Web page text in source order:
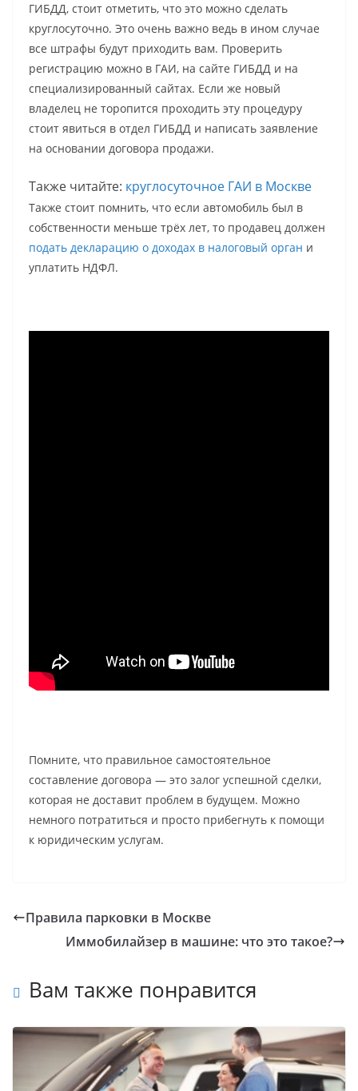
ГИБДД, стоит отметить, что это можно сделать
круглосуточно. Это очень важно ведь в ином случае
все штрафы будут приходить вам. Проверить
регистрацию можно в ГАИ, на сайте ГИБДД и на
специализированный сайтах. Если же новый
владелец не торопится проходить эту процедуру
стоит явиться в отдел ГИБДД и написать заявление
на основании договора продажи.
Также читайте: круглосуточное ГАИ в Москве
Также стоит помнить, что если автомобиль был в
собственности меньше трёх лет, то продавец должен
подать декларацию о доходах в налоговый орган и
уплатить НДФЛ.
Помните, что правильное самостоятельное
составление договора — это залог успешной сделки,
которая не доставит проблем в будущем. Можно
немного потратиться и просто прибегнуть к помощи
к юридическим услугам.
Правила парковки в Москве
Иммобилайзер в машине: что это такое?
Вам также понравится